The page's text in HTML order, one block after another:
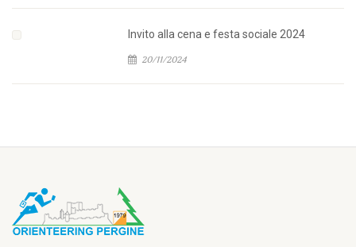
Invito alla cena e festa sociale 2024
20/11/2024